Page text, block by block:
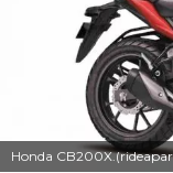
Honda